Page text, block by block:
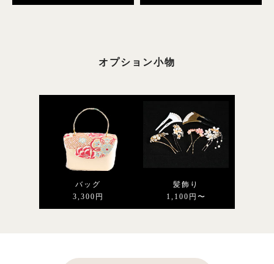
オプション小物
バッグ
3,300円
髪飾り
1,100円〜